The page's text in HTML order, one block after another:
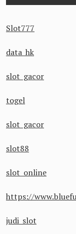
Slot777
data hk
slot gacor
togel
slot gacor
slot88
slot online
https://
judi slot